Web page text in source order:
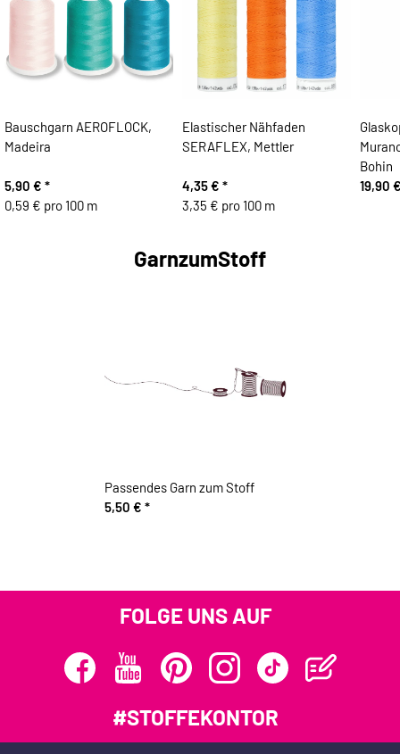
Bauschgarn AEROFLOCK,
Madeira
5,90 € *
0,59 € pro 100 m
Elastischer Nähfaden
SERAFLEX, Mettler
4,35 € *
3,35 € pro 100 m
Bohin
19,90
GarnzumStoff
Passendes Garn zum Stoff
5,50 € *
FOLGE UNS AUF
#STOFFEKONTOR